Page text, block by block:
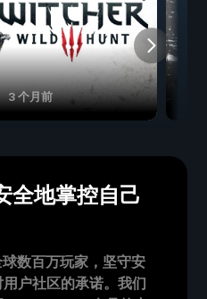
3 个月前
全地掌控自己
数百万玩家，坚守安
户社区的承诺。我们